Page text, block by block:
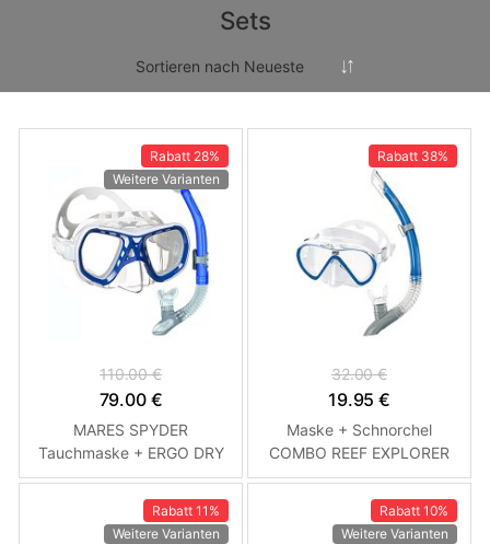
Sets
Rabatt 28%
Weitere Varianten
110.00 €
79.00 €
MARES SPYDER
Tauchmaske + ERGO DRY
Trockenschnorchel Modrá
Rabatt 38%
32.00 €
19.95 €
Maske + Schnorchel
COMBO REEF EXPLORER
Zoggs - Schnorchelset
Rabatt 11%
Weitere Varianten
Rabatt 10%
Weitere Varianten